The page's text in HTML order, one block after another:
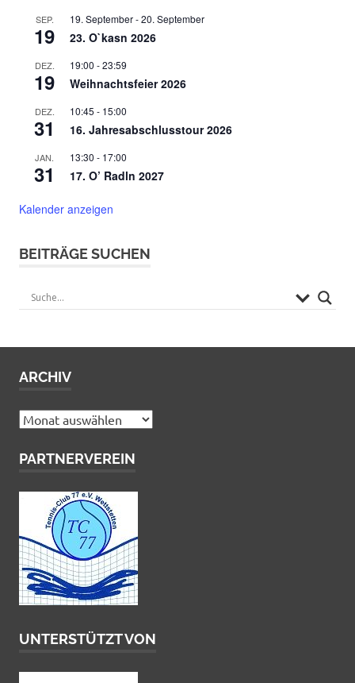
SEP.
19
19. September-20. September
23. O`kasn 2026
DEZ.
19
19:00 -23:59
Weihnachtsfeier 2026
DEZ.
31
10:45 - 15:00
16. Jahresabschlusstour 2026
JAN.
31
13:30 - 17:00
17. O’ Radln 2027
Kalender anzeigen
BEITRÄGE SUCHEN
ARCHIV
Archiv
PARTNERVEREIN
UNTERSTÜTZT VON